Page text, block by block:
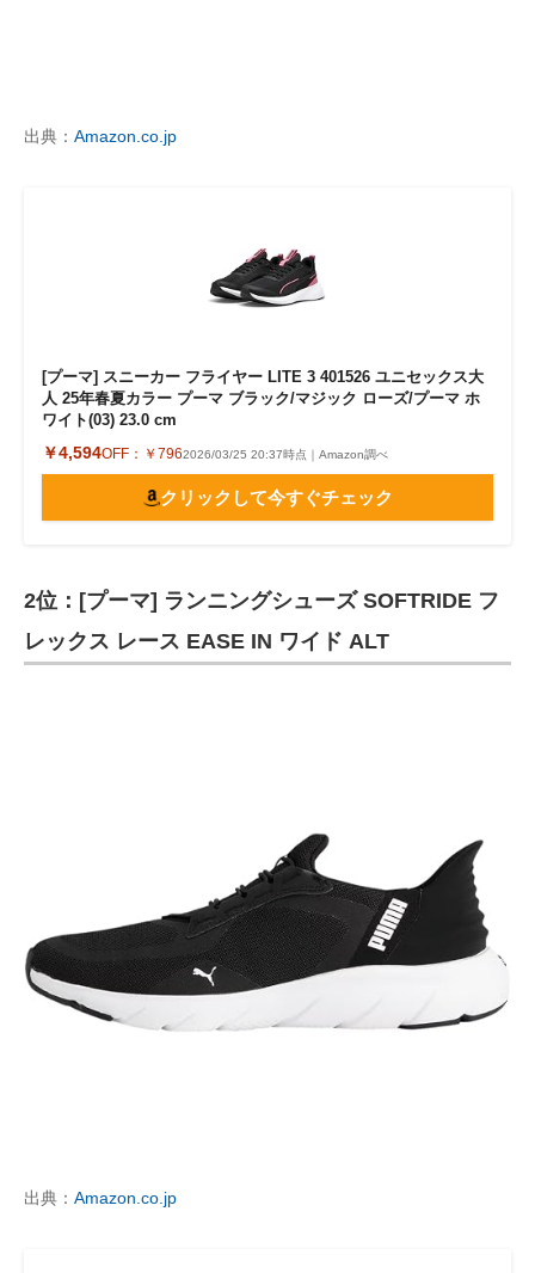
出典： Amazon.co.jp
[プーマ] スニーカー フライヤー LITE 3 401526 ユニセックス大
人 25年春夏カラー プーマ ブラック/マジック ローズ/プーマ ホ
ワイト(03) 23.0 cm
￥4,594OFF： ￥7962026/03/25 20:37時点｜Amazon調べ
クリックして今すぐチェック
2位：[プーマ] ランニングシューズ SOFTRIDE フ
レックス レース EASE IN ワイド ALT
出典： Amazon.co.jp